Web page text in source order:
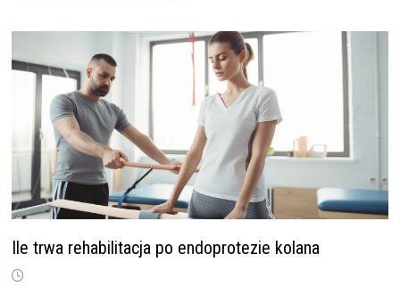
Ile trwa rehabilitacja po endoprotezie kolana